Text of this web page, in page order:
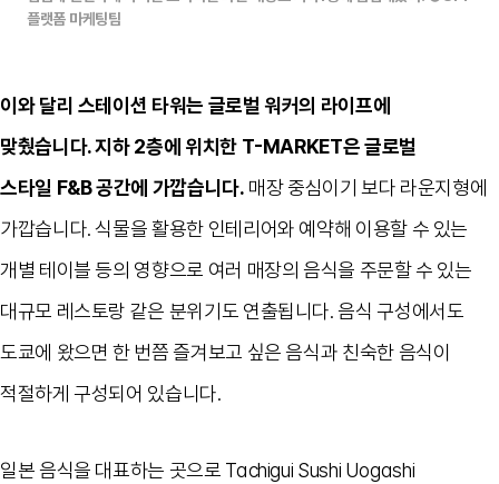
플랫폼 마케팅팀
이와 달리 스테이션 타워는 글로벌 워커의 라이프에
맞췄습니다.지하2층에 위치한 T-MARKET은 글로벌
스타일 F&B공간에 가깝습니다. 매장 중심이기 보다 라운지형에
가깝습니다.식물을 활용한 인테리어와 예약해 이용할 수 있는
개별 테이블 등의 영향으로 여러 매장의 음식을 주문할 수 있는
대규모 레스토랑 같은 분위기도 연출됩니다.음식 구성에서도
도쿄에 왔으면 한 번쯤 즐겨보고 싶은 음식과 친숙한 음식이
적절하게 구성되어 있습니다.
일본 음식을 대표하는 곳으로 Tachigui Sushi Uogashi